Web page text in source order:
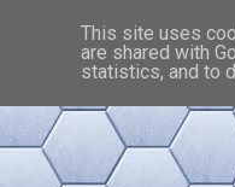
This site uses
are shared with
statistics, and to